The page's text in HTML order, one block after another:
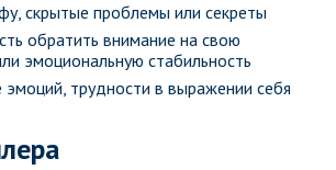
скрытые проблемы или секреты
обратить внимание на свою
эмоциональную стабильность
трудности в выражении себя